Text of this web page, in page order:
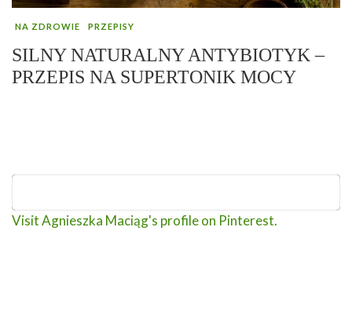
NA ZDROWIE PRZEPISY
SILNY NATURALNY ANTYBIOTYK –
PRZEPIS NA SUPERTONIK MOCY
Visit Agnieszka Maciąg's profile on Pinterest.